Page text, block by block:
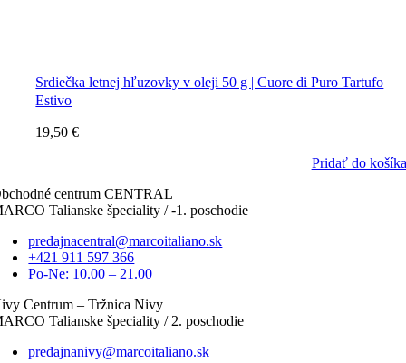
Srdiečka letnej hľuzovky v oleji 50 g | Cuore di Puro Tartufo
Estivo
19,50€
Pridať do košíka
centrum CENTRAL
Talianske špeciality / -1. poschodie
predajnacentral@marcoitaliano.sk
+421 911 597 366
Po-Ne: 10.00 – 21.00
Centrum – Tržnica Nivy
Talianske špeciality / 2. poschodie
predajnanivy@marcoitaliano.sk